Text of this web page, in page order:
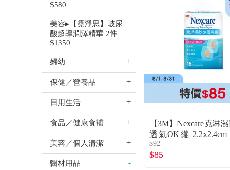
$580
美容▸【霓淨思】玻尿
酸超導潤澤精華 2件
$1350
婦幼
保健／營養品
日用生活
食品／健康食補
美容／個人清潔
醫材用品
【3M】Nexcare克淋
透氣OK繃 2.2x2.4cm
片／盒）
$92
$85